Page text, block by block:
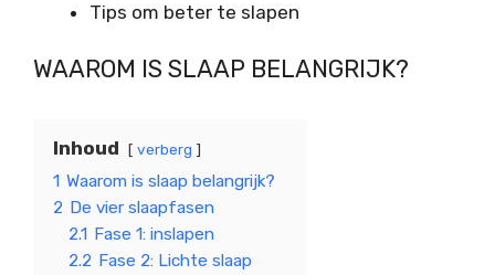
Tips om beter te slapen
WAAROM IS SLAAP BELANGRIJK?
Inhoud verberg
1 Waarom is slaap belangrijk?
2 De vier slaapfasen
2.1 Fase 1: inslapen
2.2 Fase 2: Lichte slaap